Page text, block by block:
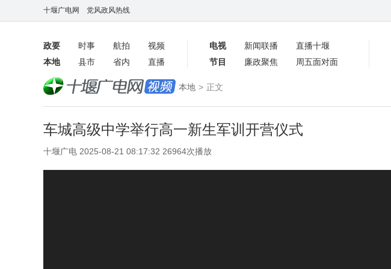
十堰广电网 党风政风热线
政要 时事 航拍
视频
本地
县市 省内 直播
电视 新闻联播
直播十堰
节目
廉政聚焦 周五面对面
数字报
本地 > 正文
车城高级中学举行高一新生军训开营仪式​
十堰广电 2025-08-21 08:17:32 26964次播放